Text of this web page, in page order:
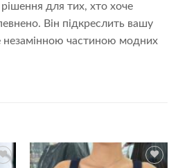
для тих, хто хоче
Він підкреслить вашу
незамінною частиною модних